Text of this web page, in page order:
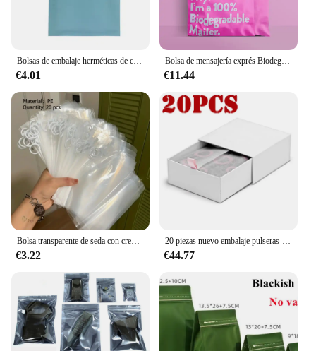
Bolsas de embalaje herméticas de colores mate brillantes planas de papel de aluminio resellables, bolsas de sellado térmico con cierre de cremallera para dulces, joyería y café
€4.01
Bolsa de mensajería exprés Biodegradable, autosellante bolsa de mano, sobre de polietileno Degradable, embalaje de ropa de regalo, 50 piezas, D2W
€11.44
Bolsa transparente de seda con cremallera para viaje, bolsa de clasificación de artículos diversos Extra gruesa, 20 unidades, 20 piezas
€3.22
20 piezas nuevo embalaje pulseras-funda anillo pendientes collar exhibición regalo caja de terciopelo Compatible con joyería DIY para mujeres
€44.77